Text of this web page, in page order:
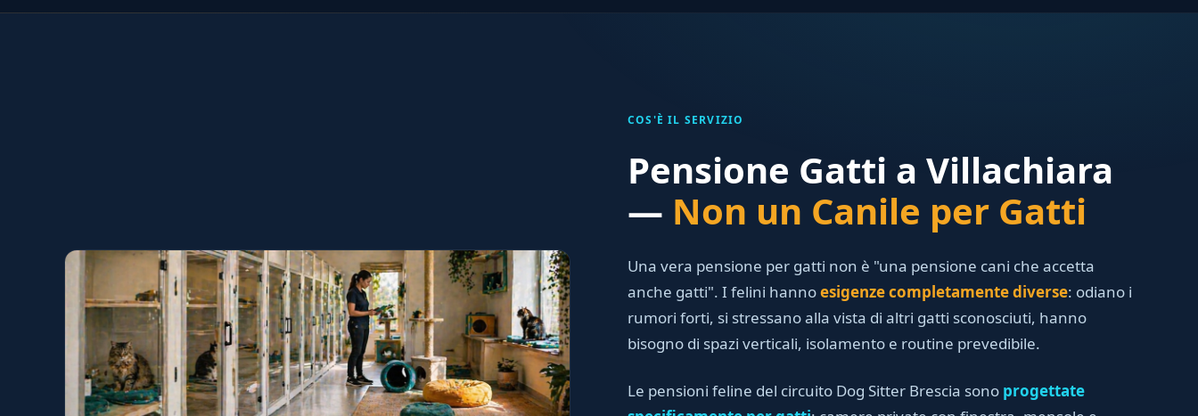
COS'È IL SERVIZIO
Pensione Gatti a Villachiara
— Non un Canile per Gatti
Una vera pensione per gatti non è "una pensione cani che accetta
anche gatti". I felini hannoesigenze completamente diverse: odiano i
rumori forti, si stressano alla vista di altri gatti sconosciuti, hanno
bisogno di spazi verticali, isolamento e routine prevedibile.
Le pensioni feline del circuito Dog Sitter Brescia sono progettate